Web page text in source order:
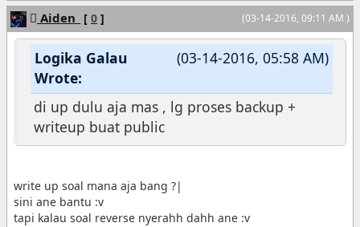
(03-14-2016, 09:11 AM )
Aiden_ [ 0 ]
(03-14-2016, 05:58 AM)
Logika Galau
Wrote:
di up dulu aja mas , lg proses backup +
writeup buat public
write up soal mana aja bang ?|
sini ane bantu :v
tapi kalau soal reverse nyerahh dahh ane :v